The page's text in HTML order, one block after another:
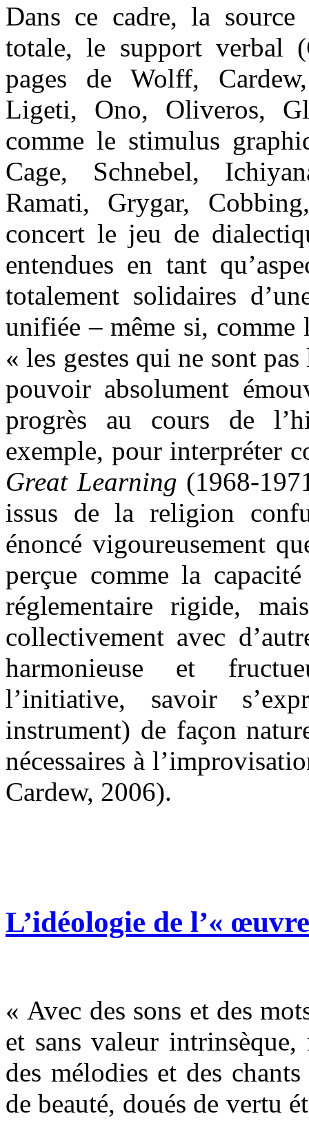
Dans ce cadre, la
totale, le support verbal
pages de Wolff,
Ligeti, Ono, Oliveros,
comme le stimulus
Cage, Schnebel,
Ramati, Grygar,
concert le jeu de
entendues en tant
totalement solidaires
unifiée – même si, comme
« les gestes qui ne sont
pouvoir absolument
progrès au cours de
exemple, pour interpréter
Great Learning (1968-
issus de la religion
énoncé vigoureusement
perçue comme la
réglementaire rigide,
collectivement avec
harmonieuse et
l’initiative, savoir
instrument) de façon
nécessaires à
Cardew, 2006).
L’idéologie de l’«
« Avec des sons et des
et sans valeur
des mélodies et des
de beauté, doués de vertu